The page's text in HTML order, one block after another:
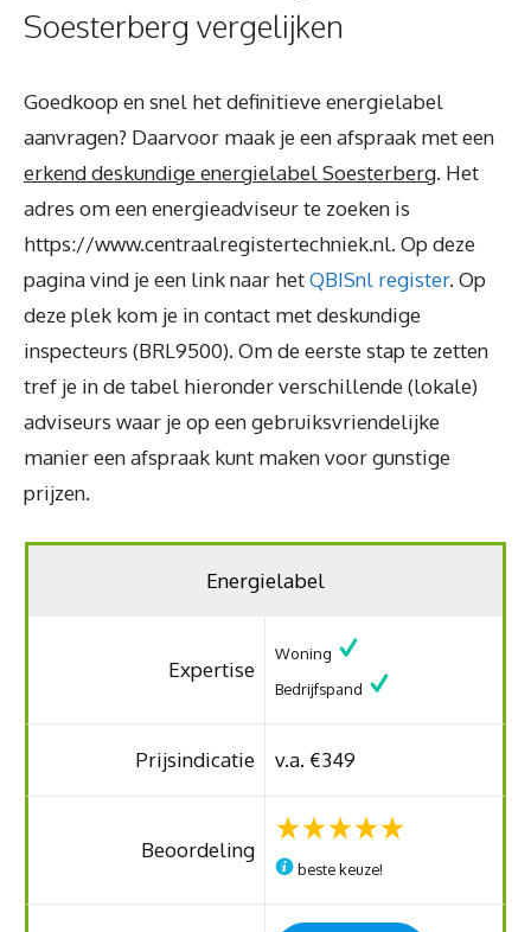
Soesterberg vergelijken
Goedkoop en snel het definitieve energielabel
aanvragen? Daarvoor maak je een afspraak met een
erkend deskundige energielabel Soesterberg. Het
adres om een energieadviseur te zoeken is
https://www.centraalregistertechniek.nl. Op deze
pagina vind je een link naar hetQBISnl register. Op
deze plek kom je in contact met deskundige
inspecteurs (BRL9500). Om de eerste stap te zetten
tref je in de tabel hieronder verschillende (lokale)
adviseurs waar je op een gebruiksvriendelijke
manier een afspraak kunt maken voor gunstige
prijzen.
Energielabel
Expertise
Woning
Bedrijfspand
Prijsindicatie v.a. €349
Beoordeling
beste keuze!